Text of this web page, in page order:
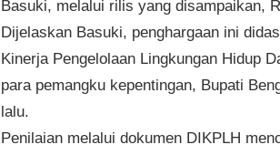
Basuki, melalui rilis yang disampaikan,
Dijelaskan Basuki, penghargaan ini
Kinerja Pengelolaan Lingkungan Hidup
para pemangku kepentingan, Bupati
lalu.
Penilaian melalui dokumen DIKPLH